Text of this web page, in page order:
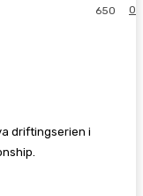
0
650
driftingserien i